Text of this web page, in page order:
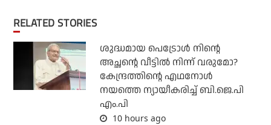
RELATED STORIES
ശുദ്ധമായ പെട്രോള്‍ നിന്റെ
അച്ഛന്റെ വീട്ടില്‍ നിന്ന് വരുമോ?
കേന്ദ്രത്തിന്റെ എഥനോള്‍
നയത്തെ ന്യായീകരിച്ച് ബി.ജെ.പി
എം.പി
10 hours ago